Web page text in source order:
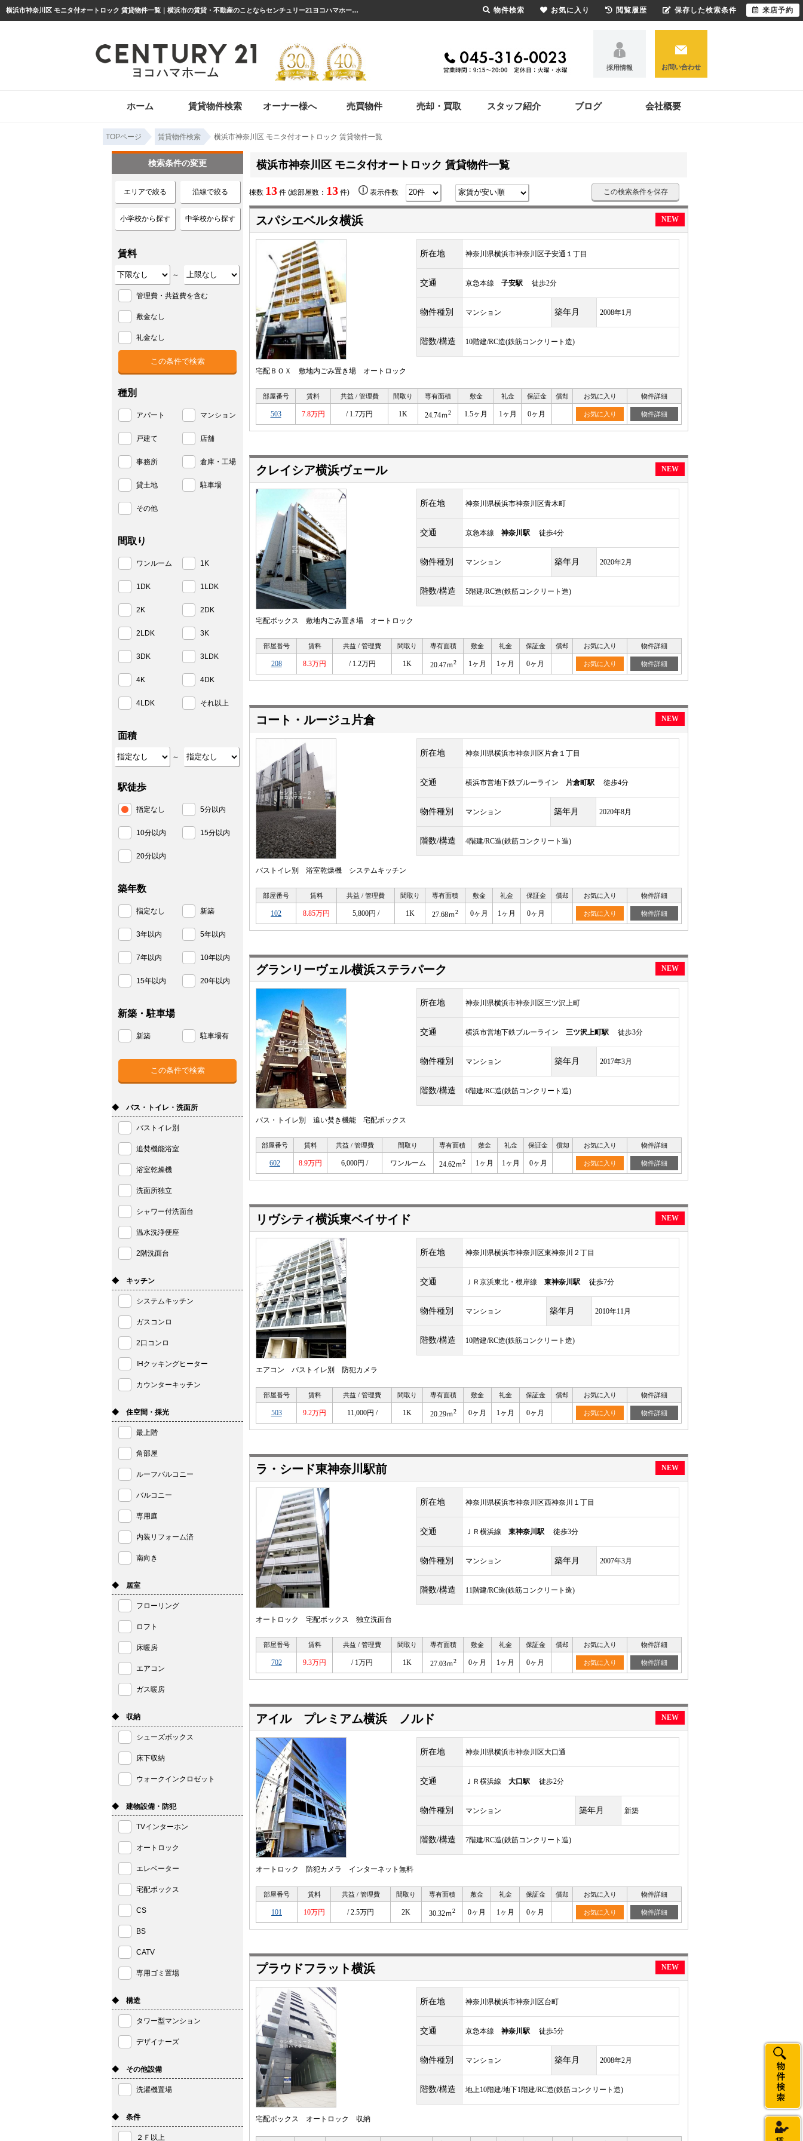
横浜市神奈川区 モニタ付オートロック 賃貸物件一覧｜横浜市の賃貸・不動産のことならセンチュリー21ヨコハマホームへ！横浜市の賃貸仲介や不動産売却・買取、不動産管理など不動産のことならなんでもご相談ください。
採用情報 お問い合わせ
ホーム 賃貸物件検索 オーナー様へ 売買物件 売却・買取 スタッフ紹介 ブログ 会社概要
TOPページ 賃貸物件検索 横浜市神奈川区 モニタ付オートロック 賃貸物件一覧
横浜市神奈川区 モニタ付オートロック 賃貸物件一覧
棟数 13 件 (総部屋数： 13 件) 表示件数 この検索条件を保存
スパシエベルタ横浜 NEW
所在地 神奈川県横浜市神奈川区子安通１丁目
交通 京急本線 子安駅 徒歩2分
物件種別 マンション 築年月 2008年1月
階数/構造 10階建/RC造(鉄筋コンクリート造)
宅配ＢＯＸ 敷地内ごみ置き場 オートロック
部屋番号 賃料 共益 / 管理費 間取り 専有面積 敷金 礼金 保証金 償却 お気に入り 物件詳細
503 7.8万円 / 1.7万円 1K 24.74ｍ2 1.5ヶ月 1ヶ月 0ヶ月 お気に入り 物件詳細
クレイシア横浜ヴェール NEW
所在地 神奈川県横浜市神奈川区青木町
交通 京急本線 神奈川駅 徒歩4分
物件種別 マンション 築年月 2020年2月
階数/構造 5階建/RC造(鉄筋コンクリート造)
宅配ボックス 敷地内ごみ置き場 オートロック
部屋番号 賃料 共益 / 管理費 間取り 専有面積 敷金 礼金 保証金 償却 お気に入り 物件詳細
208 8.3万円 / 1.2万円 1K 20.47ｍ2 1ヶ月 1ヶ月 0ヶ月 お気に入り 物件詳細
コート・ルージュ片倉 NEW
所在地 神奈川県横浜市神奈川区片倉１丁目
交通 横浜市営地下鉄ブルーライン 片倉町駅 徒歩4分
物件種別 マンション 築年月 2020年8月
階数/構造 4階建/RC造(鉄筋コンクリート造)
バストイレ別 浴室乾燥機 システムキッチン
部屋番号 賃料 共益 / 管理費 間取り 専有面積 敷金 礼金 保証金 償却 お気に入り 物件詳細
102 8.85万円 5,800円 / 1K 27.68ｍ2 0ヶ月 1ヶ月 0ヶ月 お気に入り 物件詳細
グランリーヴェル横浜ステラパーク NEW
所在地 神奈川県横浜市神奈川区三ツ沢上町
交通 横浜市営地下鉄ブルーライン 三ツ沢上町駅 徒歩3分
物件種別 マンション 築年月 2017年3月
階数/構造 6階建/RC造(鉄筋コンクリート造)
バス・トイレ別 追い焚き機能 宅配ボックス
部屋番号 賃料 共益 / 管理費 間取り 専有面積 敷金 礼金 保証金 償却 お気に入り 物件詳細
602 8.9万円 6,000円 / ワンルーム 24.62ｍ2 1ヶ月 1ヶ月 0ヶ月 お気に入り 物件詳細
リヴシティ横浜東ベイサイド NEW
所在地 神奈川県横浜市神奈川区東神奈川２丁目
交通 ＪＲ京浜東北・根岸線 東神奈川駅 徒歩7分
物件種別 マンション 築年月 2010年11月
階数/構造 10階建/RC造(鉄筋コンクリート造)
エアコン バストイレ別 防犯カメラ
部屋番号 賃料 共益 / 管理費 間取り 専有面積 敷金 礼金 保証金 償却 お気に入り 物件詳細
503 9.2万円 11,000円 / 1K 20.29ｍ2 0ヶ月 1ヶ月 0ヶ月 お気に入り 物件詳細
ラ・シード東神奈川駅前 NEW
所在地 神奈川県横浜市神奈川区西神奈川１丁目
交通 ＪＲ横浜線 東神奈川駅 徒歩3分
物件種別 マンション 築年月 2007年3月
階数/構造 11階建/RC造(鉄筋コンクリート造)
オートロック 宅配ボックス 独立洗面台
部屋番号 賃料 共益 / 管理費 間取り 専有面積 敷金 礼金 保証金 償却 お気に入り 物件詳細
702 9.3万円 / 1万円 1K 27.03ｍ2 0ヶ月 1ヶ月 0ヶ月 お気に入り 物件詳細
アイル プレミアム横浜 ノルド NEW
所在地 神奈川県横浜市神奈川区大口通
交通 ＪＲ横浜線 大口駅 徒歩2分
物件種別 マンション 築年月 新築
階数/構造 7階建/RC造(鉄筋コンクリート造)
オートロック 防犯カメラ インターネット無料
部屋番号 賃料 共益 / 管理費 間取り 専有面積 敷金 礼金 保証金 償却 お気に入り 物件詳細
101 10万円 / 2.5万円 2K 30.32ｍ2 0ヶ月 1ヶ月 0ヶ月 お気に入り 物件詳細
プラウドフラット横浜 NEW
所在地 神奈川県横浜市神奈川区台町
交通 京急本線 神奈川駅 徒歩5分
物件種別 マンション 築年月 2008年2月
階数/構造 地上10階建/地下1階建/RC造(鉄筋コンクリート造)
宅配ボックス オートロック 収納
検索条件の変更
エリアで絞る 沿線で絞る
小学校から探す 中学校から探す
賃料
～
管理費・共益費を含む
敷金なし
礼金なし
種別
アパート マンション
戸建て 店舗
事務所 倉庫・工場
貸土地 駐車場
その他
間取り
ワンルーム 1K
1DK 1LDK
2K 2DK
2LDK 3K
3DK 3LDK
4K 4DK
4LDK それ以上
面積
～
駅徒歩
指定なし 5分以内
10分以内 15分以内
20分以内
築年数
指定なし 新築
3年以内 5年以内
7年以内 10年以内
15年以内 20年以内
新築・駐車場
新築 駐車場有
◆ バス・トイレ・洗面所
バストイレ別
追焚機能浴室
浴室乾燥機
洗面所独立
シャワー付洗面台
温水洗浄便座
2階洗面台
◆ キッチン
システムキッチン
ガスコンロ
2口コンロ
IHクッキングヒーター
カウンターキッチン
◆ 住空間・採光
最上階
角部屋
ルーフバルコニー
バルコニー
専用庭
内装リフォーム済
南向き
◆ 居室
フローリング
ロフト
床暖房
エアコン
ガス暖房
◆ 収納
シューズボックス
床下収納
ウォークインクロゼット
◆ 建物設備・防犯
TVインターホン
オートロック
エレベーター
宅配ボックス
CS
BS
CATV
専用ゴミ置場
◆ 構造
タワー型マンション
デザイナーズ
◆ その他設備
洗濯機置場
◆ 条件
２Ｆ以上
物件検索 お気に入り 閲覧履歴 保存した検索条件 来店予約